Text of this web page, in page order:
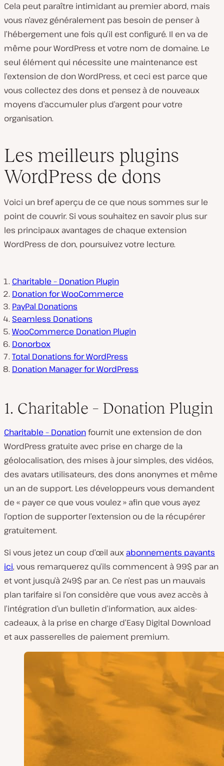
Cela peut paraître intimidant au premier abord, mais
vous n’avez généralement pas besoin de penser à
l’hébergement une fois qu’il est configuré. Il en va de
même pour WordPress et votre nom de domaine. Le
seul élément qui nécessite une maintenance est
l’extension de don WordPress, et ceci est parce que
vous collectez des dons et pensez à de nouveaux
moyens d’accumuler plus d’argent pour votre
organisation.
Les meilleurs plugins
WordPress de dons
Voici un bref aperçu de ce que nous sommes sur le
point de couvrir. Si vous souhaitez en savoir plus sur
les principaux avantages de chaque extension
WordPress de don, poursuivez votre lecture.
Charitable – Donation Plugin
Donation for WooCommerce
PayPal Donations
Seamless Donations
WooCommerce Donation Plugin
Donorbox
Total Donations for WordPress
Donation Manager for WordPress
1. Charitable – Donation Plugin
Charitable – Donationfournit une extension de don
WordPress gratuite avec prise en charge de la
géolocalisation, des mises à jour simples, des vidéos,
des avatars utilisateurs, des dons anonymes et même
un an de support. Les développeurs vous demandent
de « payer ce que vous voulez » afin que vous ayez
l’option de supporter l’extension ou de la récupérer
gratuitement.
Si vous jetez un coup d’œil aux abonnements payants
ici, vous remarquerez qu’ils commencent à 99$ par an
et vont jusqu’à 249$ par an. Ce n’est pas un mauvais
plan tarifaire si l’on considère que vous avez accès à
l’intégration d’un bulletin d’information, aux aides-
cadeaux, à la prise en charge d’Easy Digital Download
et aux passerelles de paiement premium.